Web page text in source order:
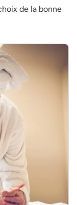
de la bonne